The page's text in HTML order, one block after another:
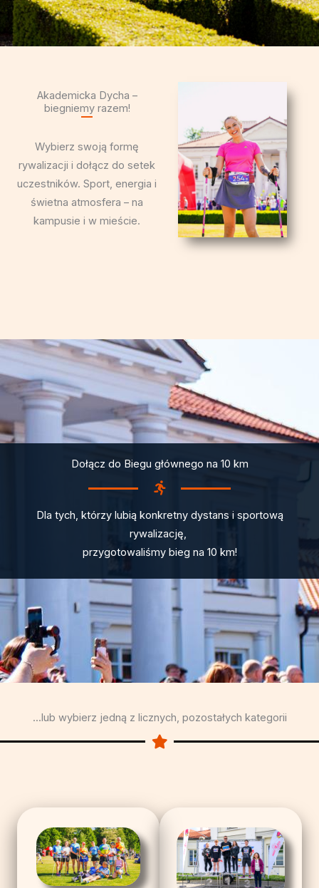
Akademicka Dycha –
biegniemy razem!
Wybierz swoją formę
rywalizacji i dołącz do setek
uczestników. Sport, energia i
świetna atmosfera – na
kampusie i w mieście.
Dołącz do Biegu głównego na 10 km
Dla tych, którzy lubią konkretny dystans i sportową
rywalizację,
przygotowaliśmy bieg na 10 km!
...lub wybierz jedną z licznych, pozostałych kategorii